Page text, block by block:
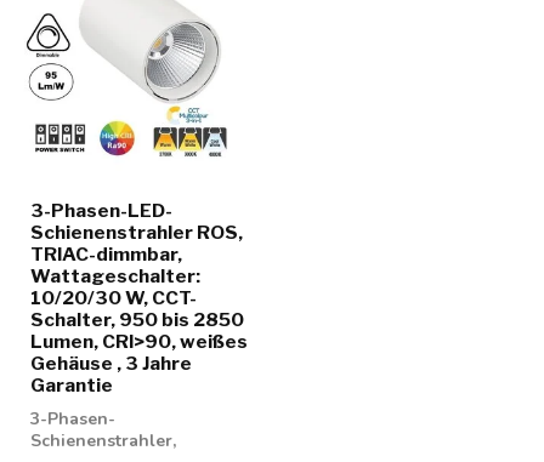
3-Phasen-LED-
Schienenstrahler ROS,
TRIAC-dimmbar,
Wattageschalter:
10/20/30 W, CCT-
Schalter, 950 bis 2850
Lumen, CRI>90, weißes
Gehäuse , 3 Jahre
Garantie
3-Phasen-
Schienenstrahler,